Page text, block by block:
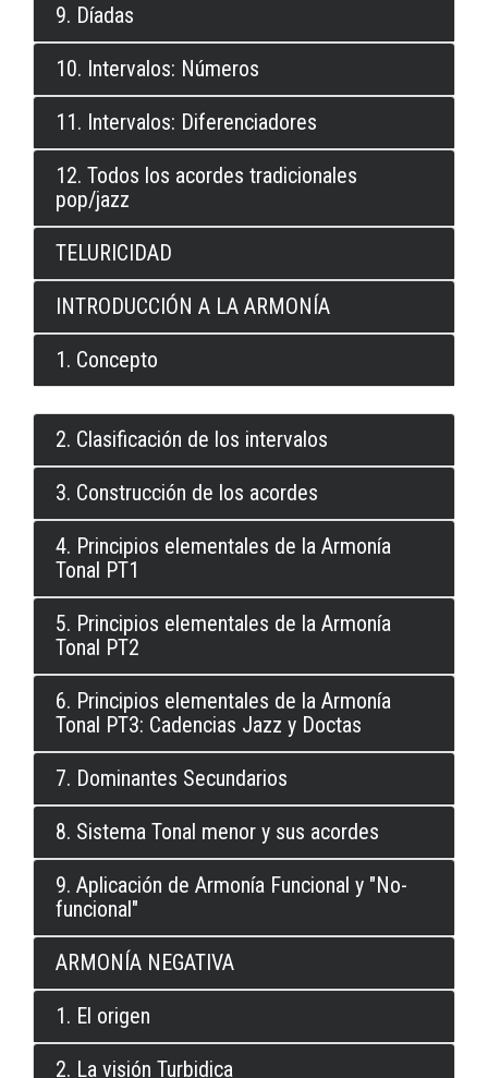
9. Díadas
10. Intervalos: Números
11. Intervalos: Diferenciadores
12. Todos los acordes tradicionales
pop/jazz
TELURICIDAD
INTRODUCCIÓN A LA ARMONÍA
1. Concepto
2. Clasificación de los intervalos
3. Construcción de los acordes
4. Principios elementales de la Armonía
Tonal PT1
5. Principios elementales de la Armonía
Tonal PT2
6. Principios elementales de la Armonía
Tonal PT3: Cadencias Jazz y Doctas
7. Dominantes Secundarios
8. Sistema Tonal menor y sus acordes
9. Aplicación de Armonía Funcional y "No-
funcional"
ARMONÍA NEGATIVA
1. El origen
2. La visión Turbidica